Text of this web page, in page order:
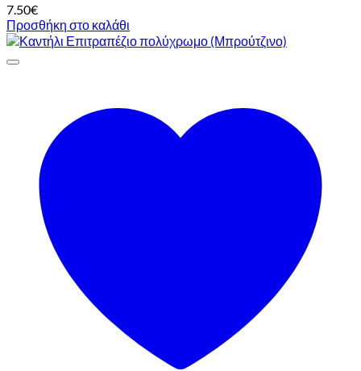
7.50€
Προσθήκη στο καλάθι